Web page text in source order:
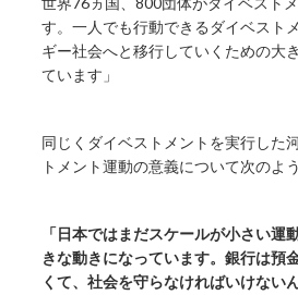
す。一人でも行動できるダイベスト
ギー社会へと移行していくための大
ています」
同じくダイベストメントを実行した
トメント運動の意義について次のよ
「日本ではまだスケールが小さい運
きな動きになっています。銀行は預
くて、社会を守らなければいけない